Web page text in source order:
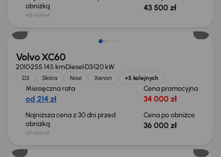
obniżką
45 000 zł
43 500 zł
Taniej o 1 000 zł
Volvo XC60
2010255 145 kmDiesel D3120 kW
D3 Skóra Navi Xenon +5 kolejnych
Miesięczna rata
od 214 zł
Cena promocyjna
34 000 zł
Najniższa cena z 30 dni przed
obniżką
37 000 zł
Cena po obniżce
36 000 zł
Możliwość odliczenia VAT